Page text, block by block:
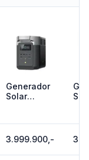
Generador
Solar
DELTA 2
3.999.900,-